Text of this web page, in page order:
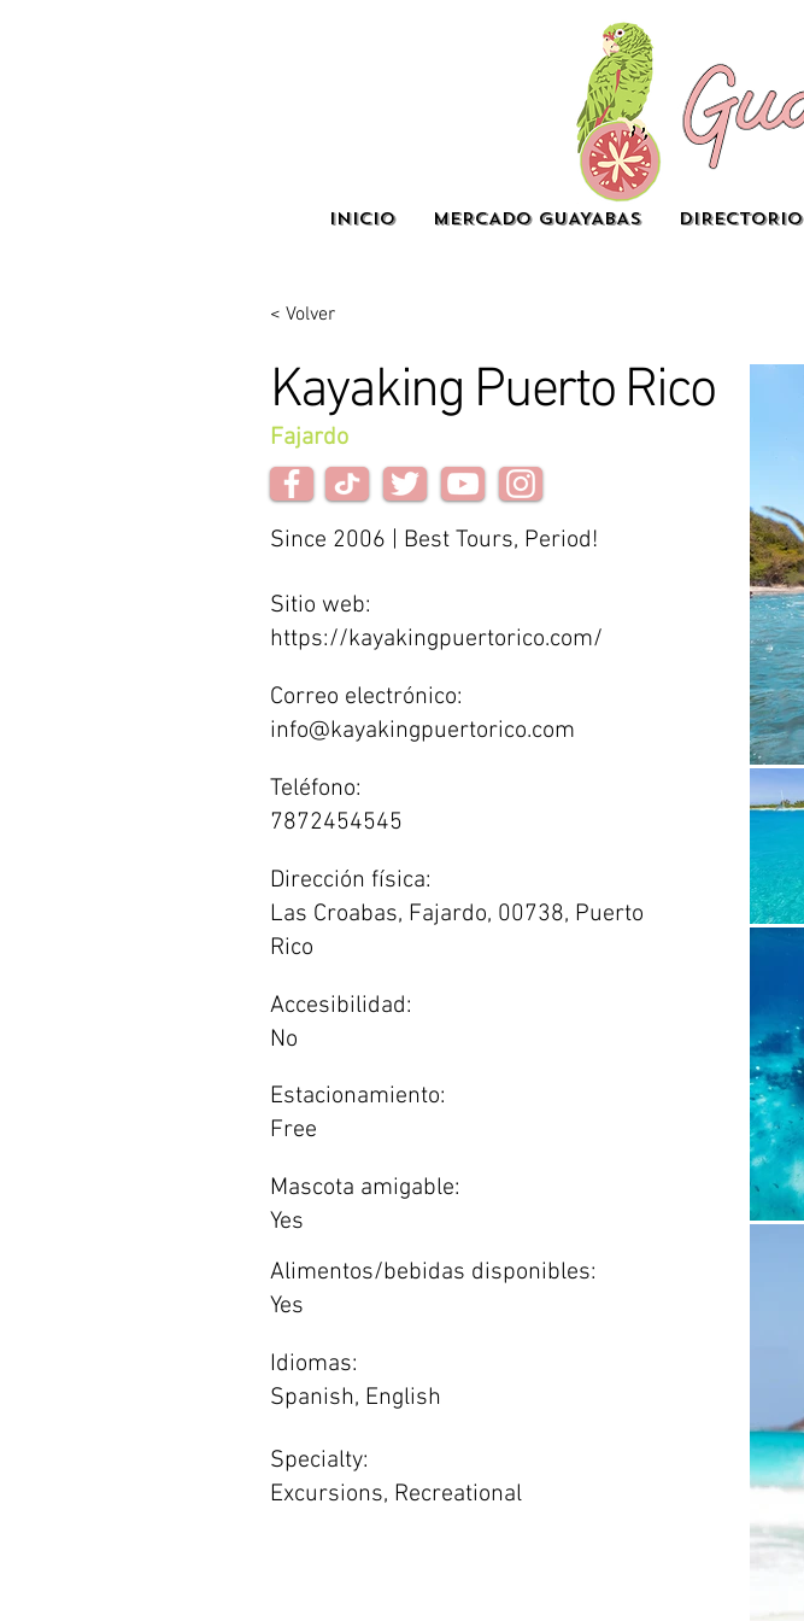
INICIO MERCADO GUAYABAS DIRECTORIO
< Volver
Kayaking Puerto Rico
Fajardo
Since 2006 | Best Tours, Period!
Sitio web:
https://kayakingpuertorico.com/
Correo electrónico:
info@kayakingpuertorico.com
Teléfono:
7872454545
Dirección física:
Las Croabas, Fajardo, 00738, Puerto
Rico
Accesibilidad:
No
Estacionamiento:
Free
Mascota amigable:
Yes
Alimentos/bebidas disponibles:
Yes
Idiomas:
Spanish, English
Specialty:
Excursions, Recreational